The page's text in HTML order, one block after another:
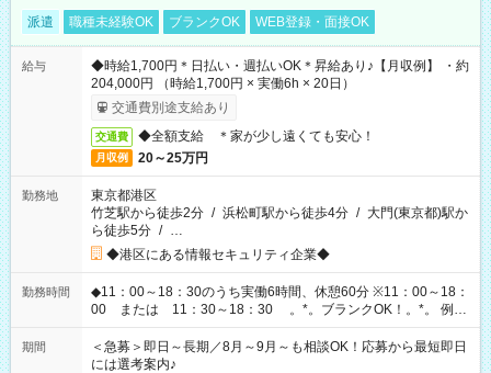
派遣 職種未経験OK ブランクOK WEB登録・面接OK
給与
◆時給1,700円＊日払い・週払いOK＊昇給あり♪【月収例】 ・約
204,000円 （時給1,700円 × 実働6h × 20日）
交通費別途支給あり
交通費 ◆全額支給 ＊家が少し遠くても安心！
月収例 20～25万円
勤務地
東京都港区
竹芝駅から徒歩2分 / 浜松町駅から徒歩4分 / 大門(東京都)駅か
ら徒歩5分 / …
◆港区にある情報セキュリティ企業◆
勤務時間
◆11：00～18：30のうち実働6時間、休憩60分 ※11：00～18：
00 または 11：30～18：30 。*。ブランクOK！。*。 例え
ば前職が、 在宅/財団法人/事務/コールセンター/受付/販売/カフェ
スタッフ スイーツ販売/ホテルフロント/化粧品販売/など 様々な
業界から入社して活躍されています♪
期間
＜急募＞即日～長期／8月～9月～も相談OK！応募から最短即日
には選考案内♪